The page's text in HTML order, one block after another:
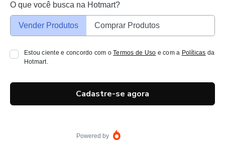
O que você busca na Hotmart?
Vender Produtos Comprar Produtos
Estou ciente e concordo com oTermos de Uso e com a Políticas da
Hotmart.
Cadastre-se agora
Powered by